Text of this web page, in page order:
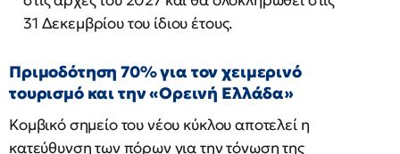
31 Δεκεμβρίου του ίδιου έτους.
Πριμοδότηση 70% για τον χειμερινό
τουρισμό και την «Ορεινή Ελλάδα»
Κομβικό σημείο του νέου κύκλου αποτελεί η
κατεύθυνση των πόρων για την τόνωση της